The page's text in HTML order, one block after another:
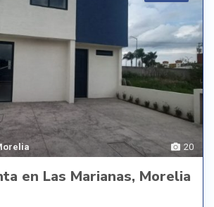
20
en Las Marianas, Morelia